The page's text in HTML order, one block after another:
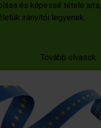
és képessé tétele arra,
irányítói legyenek.
Tovább olvasok